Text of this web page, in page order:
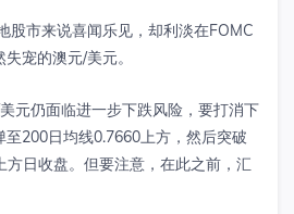
股市来说喜闻乐见，却利淡在FOMC
宠的澳元/美元。
元仍面临进一步下跌风险，要打消下
200日均线0.7660上方，然后突破
方日收盘。但要注意，在此之前，汇